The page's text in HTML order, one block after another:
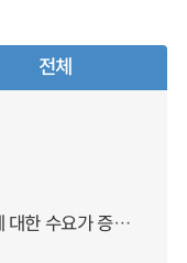
전체
엔캐리트레이드가 이루어지면 엔화에 대한 수요가 증가하지 않나요?